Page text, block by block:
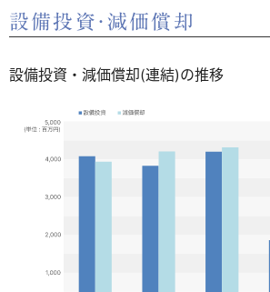
設備投資・減価償却
設備投資・減価償却(連結)の推移